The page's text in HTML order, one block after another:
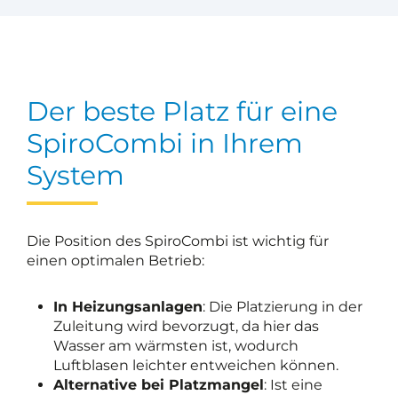
Der beste Platz für eine
SpiroCombi in Ihrem
System
Die Position des SpiroCombi ist wichtig für
einen optimalen Betrieb:
In Heizungsanlagen: Die Platzierung in der
Zuleitung wird bevorzugt, da hier das
Wasser am wärmsten ist, wodurch
Luftblasen leichter entweichen können.
Alternative bei Platzmangel: Ist eine